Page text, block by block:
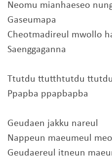
Neomu mianhaeseo
Gaseumapa
Cheotmadireul mwollo
Saenggaganna
Ttutdu ttutthtutdu
Ppapba ppapbapba
Geudaen jakku nareul
Nappeun maeumeul
Geudaereul itneun